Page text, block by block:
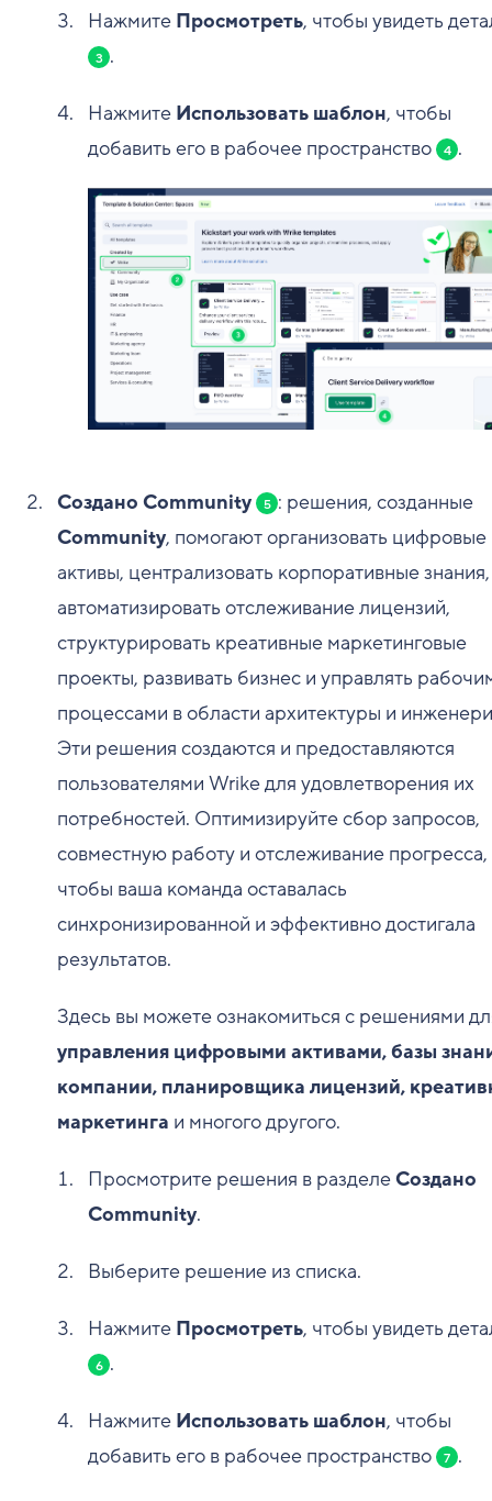
Нажмите Просмотреть, чтобы увидеть
3 .
Нажмите Использовать шаблон, чтобы
добавить его в рабочее пространство
4 .
Создано Community 5 : решения, созданные
Community, помогают организовать цифровые
активы, централизовать корпоративные знания,
автоматизировать отслеживание лицензий,
структурировать креативные маркетинговые
проекты, развивать бизнес и управлять
процессами в области архитектуры и
Эти решения создаются и предоставляются
пользователями Wrike для удовлетворения их
потребностей. Оптимизируйте сбор запросов,
совместную работу и отслеживание прогресса,
чтобы ваша команда оставалась
синхронизированной и эффективно достигала
результатов.
Здесь вы можете ознакомиться с решениями
управления цифровыми активами, базы
компании, планировщика лицензий,
маркетинга и многого другого.
Просмотрите решения в разделеСоздано
Community.
Выберите решение из списка.
Нажмите Просмотреть, чтобы увидеть
6 .
Нажмите Использовать шаблон, чтобы
добавить его в рабочее пространство
7 .